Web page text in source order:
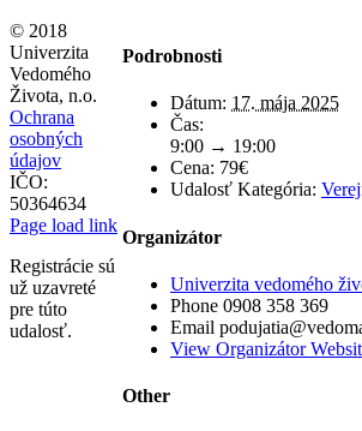
Podrobnosti
Dátum: 17. mája 2025
Čas:
9:00 → 19:00
Cena: 79€
Udalosť Kategória:
Organizátor
Univerzita vedomého
Phone 0908 358 369
Email
View Organizátor
Other
© 2018
Univerzita
Vedomého
Života, n.o.
Ochrana
osobných
údajov
IČO:
50364634
Page load link
Registrácie sú
už uzavreté
pre túto
udalosť.